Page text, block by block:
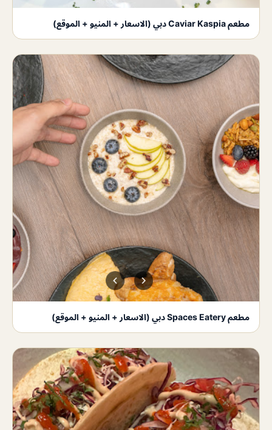
مطعم Caviar Kaspia دبي (الاسعار + المنيو + الموقع)
مطعم Spaces Eatery دبي (الاسعار + المنيو + الموقع)